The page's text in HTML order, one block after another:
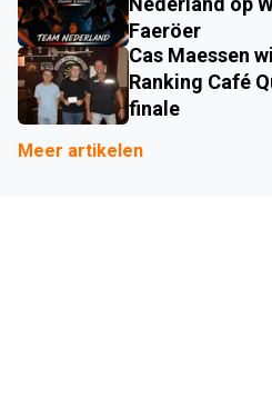
Faeröer
Cas Maessen
Ranking Café
finale
Meer artikelen